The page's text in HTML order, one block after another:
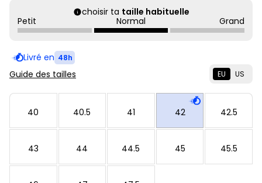
choisir ta taille habituelle
Petit
Normal Grand
Livré en 48h
Guide des tailles EU US
40 40.5 41 42 42.5
43 44 44.5 45 45.5